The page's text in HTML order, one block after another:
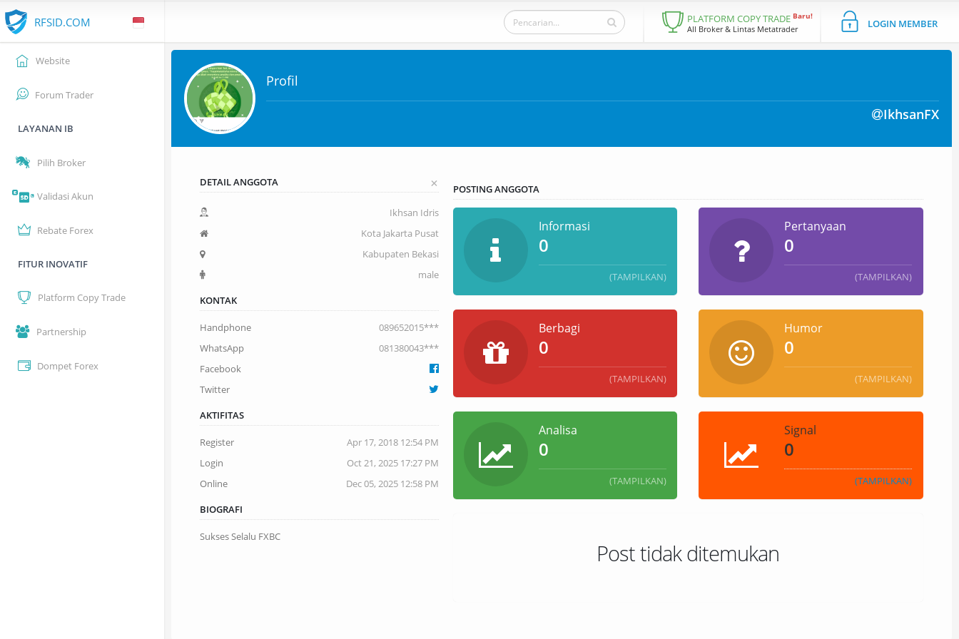
PLATFORM COPY TRADE Baru!
All Broker & Lintas Metatrader LOGIN MEMBER
RFSID.COM
Website
Forum Trader
LAYANAN IB
Pilih Broker
Validasi Akun
Rebate Forex
FITUR INOVATIF
Platform Copy Trade
Partnership
Dompet Forex
Profil
IkhsanFX
DETAIL ANGGOTA +
Ikhsan Idris
Kota Jakarta Pusat
Kabupaten Bekasi
male
KONTAK
Handphone
089652015***
WhatsApp
081380043***
Facebook
Twitter
AKTIFITAS
Register
Apr 17, 2018 12:54 PM
Login
Oct 21, 2025 17:27 PM
Online
Dec 05, 2025 12:58 PM
BIOGRAFI
Sukses Selalu FXBC
POSTING ANGGOTA
Informasi
0
(TAMPILKAN)
Pertanyaan
0
(TAMPILKAN)
Berbagi
0
(TAMPILKAN)
Humor
0
(TAMPILKAN)
Analisa
0
(TAMPILKAN)
Signal
0
(TAMPILKAN)
Post tidak ditemukan